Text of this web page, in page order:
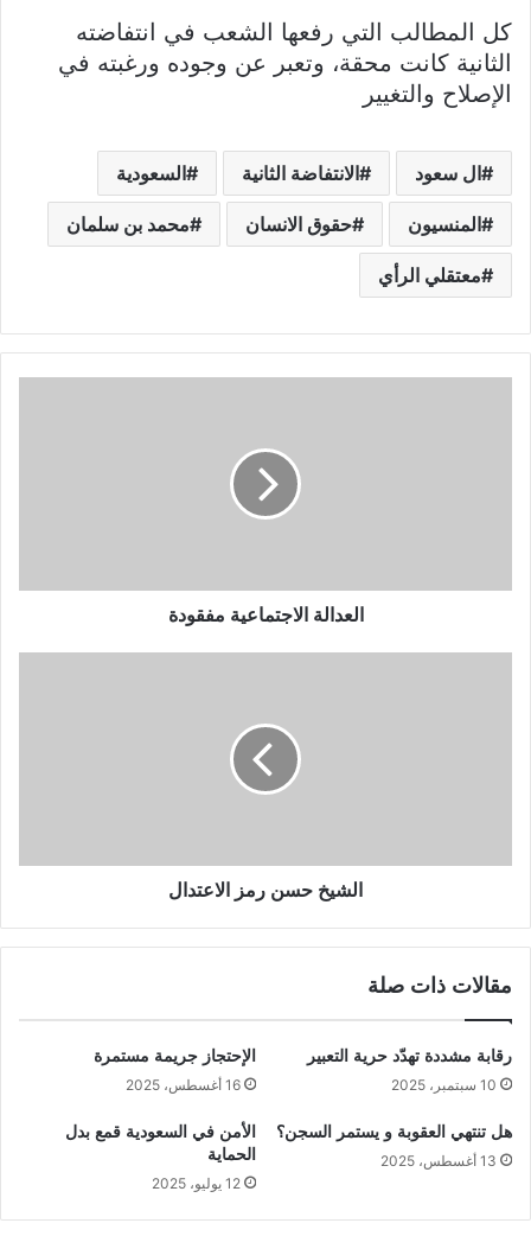
كل المطالب التي رفعها الشعب في انتفاضته
الثانية كانت محقة، وتعبر عن وجوده ورغبته في
الإصلاح والتغيير
ال سعود الانتفاضة الثانية السعودية
المنسيون حقوق الانسان محمد بن سلمان
معتقلي الرأي
العدالة الاجتماعية مفقودة
الشيخ حسن رمز الاعتدال
مقالات ذات صلة
رقابة مشددة تهدّد حرية التعبير
10 سبتمبر، 2025
الإحتجاز جريمة مستمرة
16 أغسطس، 2025
هل تنتهي العقوبة و يستمر السجن؟
13 أغسطس، 2025
الأمن في السعودية قمع بدل
الحماية
12 يوليو، 2025